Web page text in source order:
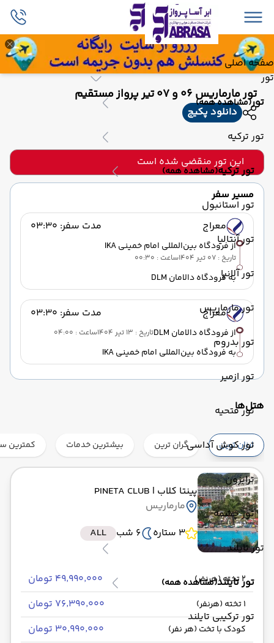
صفحه اصلی
تور
تور(مشاهده همه)
تور ترکیه
تور ترکیه(مشاهده همه)
تور استانبول
تور آنتالیا
تور آلانیا
تور مارماریس
تور بدروم
تور ازمیر
تور فتحیه
تور کوش آداسی
ترابزون
تور چشمه
تور تایلند
تور تایلند(مشاهده همه)
تور ترکیبی تایلند
تور مارماریس 06 و 07 تیر پرواز مستقیم
دانلود پکیج
این تور منقضی شده است
مسیر سفر
معراج مدت سفر: 03:30
از فرودگاه بین‌المللی امام خمینی IKA
تاریخ : 07 تیر 1404 ساعت : 00:30
به فرودگاه دالامان DLM
معراج مدت سفر: 03:30
از فرودگاه دالامان DLM تاریخ : 13 تیر 1404 ساعت : 04:00
به فرودگاه بین‌المللی امام خمینی IKA
هتل‌ها
ارزان ترین گران ترین بیشترین خدمات کمترین
پینتا کلاب | PINETA CLUB
مارماریس
3 ستاره
6 شب ALL
2 تخته (هرنفر) ۴۹٬۹۹۰٬۰۰۰ تومان
1 تخته (هرنفر) ۷۶٬۳۹۰٬۰۰۰ تومان
کودک با تخت (هر نفر) ۳۰٬۹۹۰٬۰۰۰ تومان